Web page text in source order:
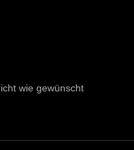
wie gewünscht